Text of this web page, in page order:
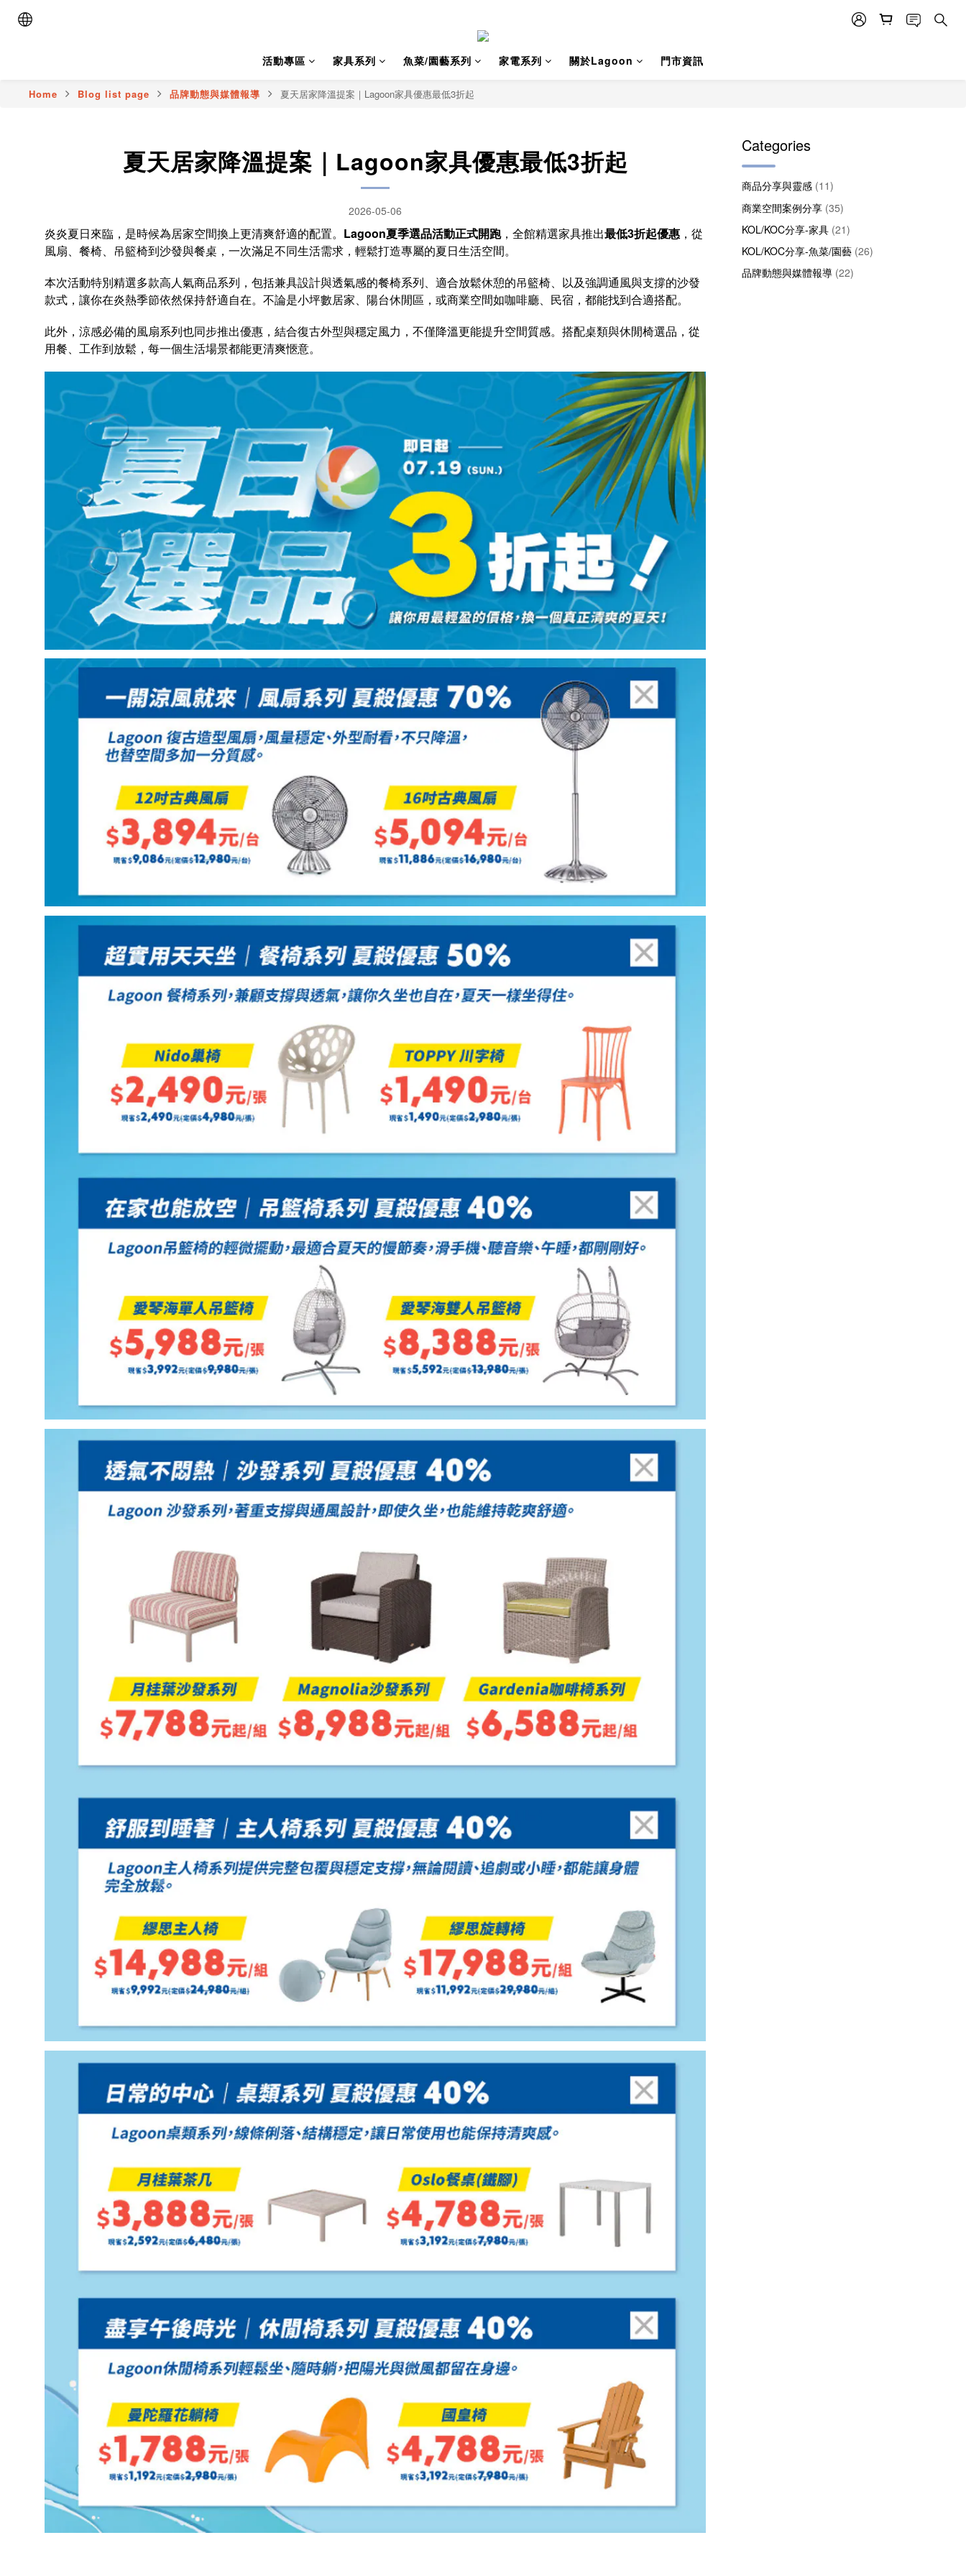
活動專區 家具系列 魚菜/園藝系列 家電系列 關於Lagoon 門市資訊
Home Blog list page 品牌動態與媒體報導 夏天居家降溫提案｜Lagoon家具優惠最低3折起
夏天居家降溫提案｜Lagoon家具優惠最低3折起
2026-05-06
炎炎夏日來臨，是時候為居家空間換上更清爽舒適的配置。 Lagoon夏季選品活動正式開跑，全館精選家具推出最低3折起優惠 ，從
風扇、餐椅、吊籃椅到沙發與餐桌，一次滿足不同生活需求，輕鬆打造專屬的夏日生活空間。
本次活動特別精選多款高人氣商品系列，包括兼具設計與透氣感的餐椅系列、適合放鬆休憩的吊籃椅、以及強調通風與支撐的沙發
款式，讓你在炎熱季節依然保持舒適自在。不論是小坪數居家、陽台休閒區，或商業空間如咖啡廳、民宿，都能找到合適搭配。
此外，涼感必備的風扇系列也同步推出優惠，結合復古外型與穩定風力，不僅降溫更能提升空間質感。搭配桌類與休閒椅選品，從
用餐、工作到放鬆，每一個生活場景都能更清爽愜意。
Categories
商品分享與靈感 (11)
商業空間案例分享 (35)
KOL/KOC分享-家具 (21)
KOL/KOC分享-魚菜/園藝 (26)
品牌動態與媒體報導 (22)